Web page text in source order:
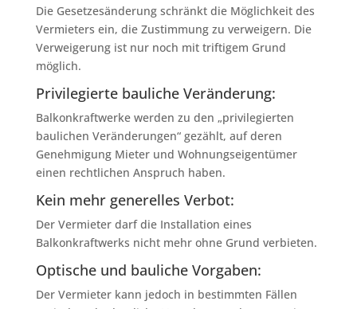
Die Gesetzesänderung schränkt die Möglichkeit des
Vermieters ein, die Zustimmung zu verweigern. Die
Verweigerung ist nur noch mit triftigem Grund
möglich.
Privilegierte bauliche Veränderung:
Balkonkraftwerke werden zu den „privilegierten
baulichen Veränderungen“ gezählt, auf deren
Genehmigung Mieter und Wohnungseigentümer
einen rechtlichen Anspruch haben.
Kein mehr generelles Verbot:
Der Vermieter darf die Installation eines
Balkonkraftwerks nicht mehr ohne Grund verbieten.
Optische und bauliche Vorgaben:
Der Vermieter kann jedoch in bestimmten Fällen